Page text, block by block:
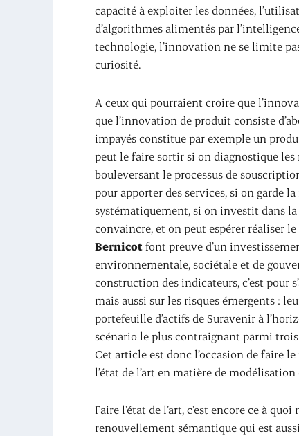
capacité à exploiter les données,
d’algorithmes alimentés par
technologie, l’innovation ne se limite
curiosité.
A ceux qui pourraient croire que
que l’innovation de produit consiste
impayés constitue par exemple un
peut le faire sortir si on diagnostique
bouleversant le processus de
pour apporter des services, si on garde
systématiquement, si on investit dans
convaincre, et on peut espérer réaliser
Bernicotfont preuve d’un
environnementale, sociétale et de
construction des indicateurs, c’est pour
mais aussi sur les risques émergents :
portefeuille d’actifs de Suravenir à
scénario le plus contraignant parmi trois
Cet article est donc l’occasion de faire
l’état de l’art en matière de
Faire l’état de l’art, c’est encore ce à
renouvellement sémantique qui est